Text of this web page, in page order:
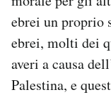
ebrei un proprio
ebrei, molti dei
averi a causa
Palestina, e